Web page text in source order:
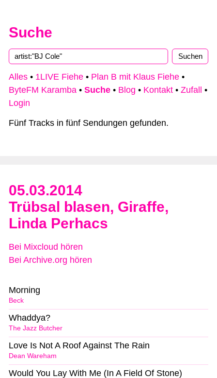
Suche
Alles • 1LIVE Fiehe • Plan B mit Klaus Fiehe •
ByteFM Karamba • Suche • Blog • Kontakt • Zufall
•
Login
Fünf Tracks in fünf Sendungen gefunden.
05.03.2014
Trübsal blasen, Giraffe,
Linda Perhacs
Bei Mixcloud hören
Bei Archive.org hören
Beck
Morning
The Jazz Butcher
Whaddya?
Dean Wareham
Love Is Not A Roof Against The Rain
Would You Lay With Me (In A Field Of Stone)